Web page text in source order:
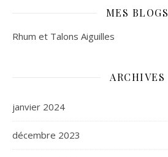
MES BLOGS
Rhum et Talons Aiguilles
ARCHIVES
janvier 2024
décembre 2023